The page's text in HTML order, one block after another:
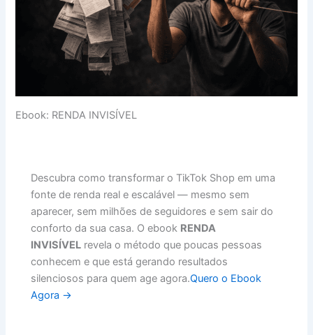
Ebook: RENDA INVISÍVEL
Descubra como transformar o TikTok Shop em uma
fonte de renda real e escalável — mesmo sem
aparecer, sem milhões de seguidores e sem sair do
conforto da sua casa. O ebook RENDA
INVISÍVEL revela o método que poucas pessoas
conhecem e que está gerando resultados
silenciosos para quem age agora.Quero o Ebook
Agora →